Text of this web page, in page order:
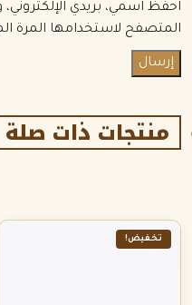
احفظ اسمي، بريدي الإلكتروني،
المتصفح لاستخدامها المرة
منتجات ذات صلة
تخفيض!